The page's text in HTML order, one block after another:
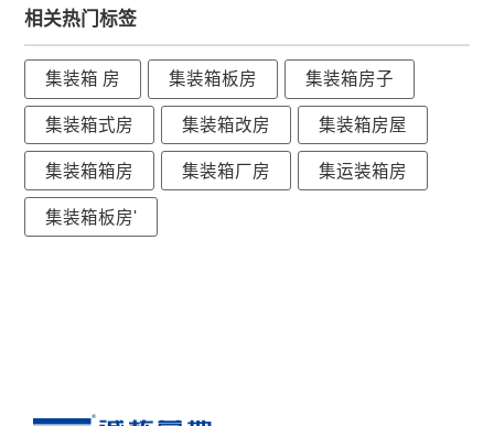
相关热门标签
集装箱 房 集装箱板房 集装箱房子
集装箱式房 集装箱改房 集装箱房屋
集装箱箱房 集装箱厂房 集运装箱房
集装箱板房'